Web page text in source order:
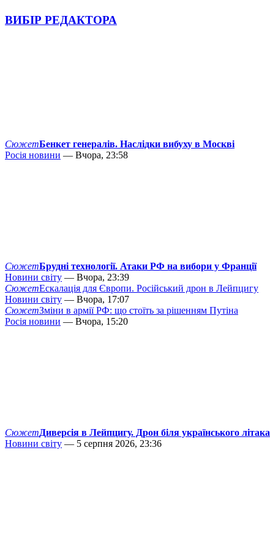
ВИБІР РЕДАКТОРА
СюжетБенкет генералів. Наслідки вибуху в Москві
Росія новини — Вчора, 23:58
СюжетБрудні технології. Атаки РФ на вибори у Франції
Новини світу — Вчора, 23:39
СюжетЕскалація для Європи. Російський дрон в Лейпцигу
Новини світу — Вчора, 17:07
СюжетЗміни в армії РФ: що стоїть за рішенням Путіна
Росія новини — Вчора, 15:20
СюжетДиверсія в Лейпцигу. Дрон біля українського літака
Новини світу — 5 серпня 2026, 23:36